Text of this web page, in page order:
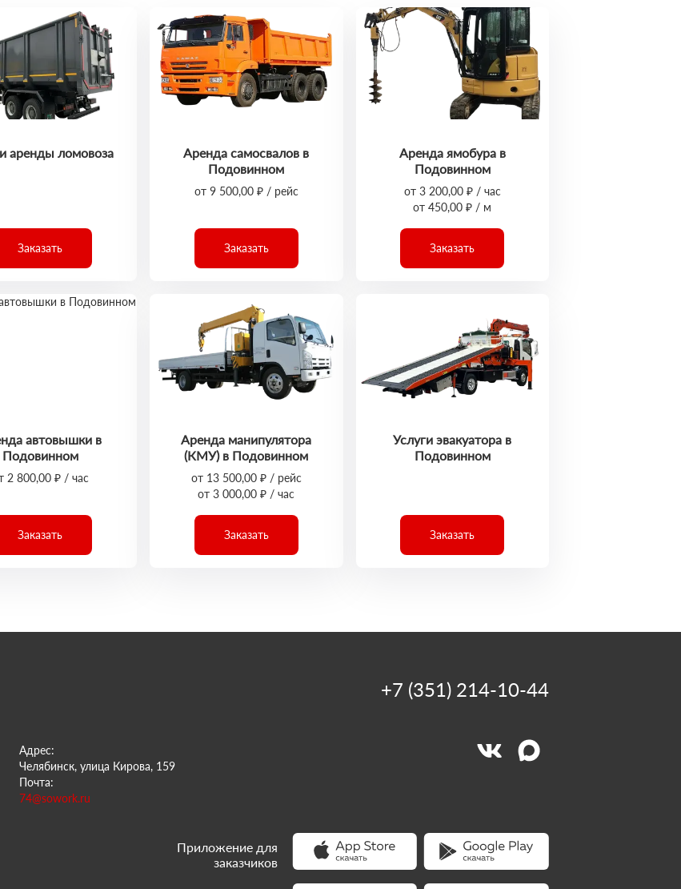
аренды ломовоза
Заказать
Аренда самосвалов в
Подовинном
от 9 500,00 ₽ / рейс
Заказать
Аренда ямобура в
Подовинном
от 3 200,00 ₽ / час
от 450,00 ₽ / м
Заказать
автовышки в
Подовинном
2 800,00 ₽ / час
Заказать
Аренда манипулятора
(КМУ) в Подовинном
от 13 500,00 ₽ / рейс
от 3 000,00 ₽ / час
Заказать
Услуги эвакуатора в
Подовинном
Заказать
Адрес:
Челябинск, улица Кирова, 159
Почта:
74@sowork.ru
+7 (351) 214-10-44
Приложение для
заказчиков